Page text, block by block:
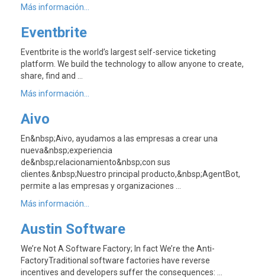
Más información...
Eventbrite
Eventbrite is the world’s largest self-service ticketing
platform. We build the technology to allow anyone to create,
share, find and …
Más información...
Aivo
En&nbsp;Aivo, ayudamos a las empresas a crear una
nueva&nbsp;experiencia
de&nbsp;relacionamiento&nbsp;con sus
clientes.&nbsp;Nuestro principal producto,&nbsp;AgentBot,
permite a las empresas y organizaciones …
Más información...
Austin Software
We’re Not A Software Factory; In fact We’re the Anti-
FactoryTraditional software factories have reverse
incentives and developers suffer the consequences: …